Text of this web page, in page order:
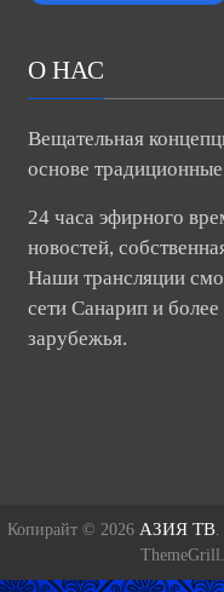
О НАС
Вещательная
24 часа эфирного
новостей,
Наши трансляции
сети Санарип и более
АЗИЯ ТВ.